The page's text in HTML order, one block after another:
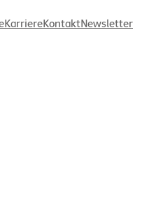
KarriereKontaktNewsletter